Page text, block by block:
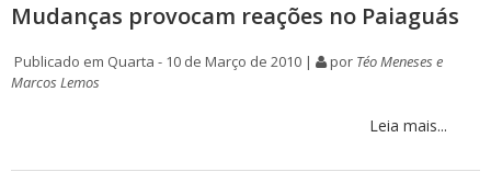
Mudanças provocam reações no Paiaguás
Publicado em Quarta - 10 de Março de 2010 | por Téo Meneses e
Marcos Lemos
Leia mais...